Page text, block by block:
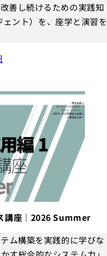
善し続けるための実践知
ェント）を、座学と演習を
講座｜2026 Summer
ム構築を実践的に学びな